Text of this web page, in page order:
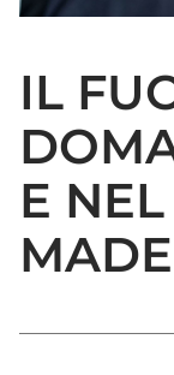
IL
E